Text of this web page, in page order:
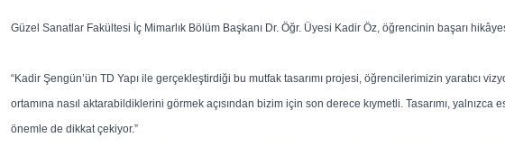
Güzel Sanatlar Fakültesi İç Mimarlık Bölüm Başkanı Dr. Öğr. Üyesi Kadir Öz, öğrencinin başarı
“Kadir Şengün’ün TD Yapı ile gerçekleştirdiği bu mutfak tasarımı projesi, öğrencilerimizin yaratıcı
ortamına nasıl aktarabildiklerini görmek açısından bizim için son derece kıymetli. Tasarımı,
önemle de dikkat çekiyor.”